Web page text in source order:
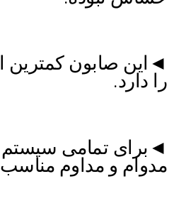
◄این صابون کمترین
را دارد.
◄برای تمامی سیستم
مدوام و مداوم